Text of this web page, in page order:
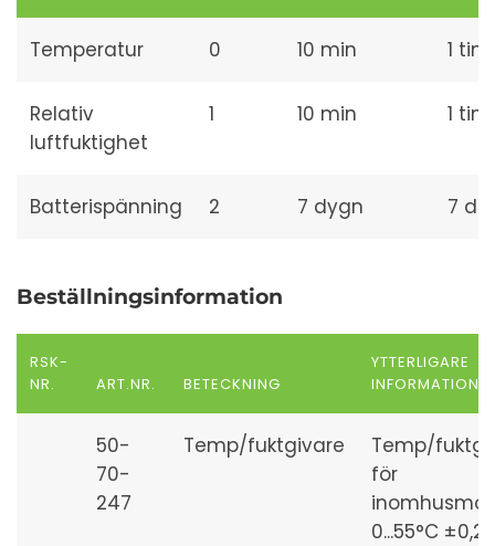
Temperatur 0 10 min 1 tim
Relativ
luftfuktighet
1 10 min 1 tim
Batterispänning 2 7 dygn 7
Beställningsinformation
RSK-
NR.
ART.NR. BETECKNING
YTTERLIGARE
INFORMATION
50-
70-
247
Temp/fuktgivare
Temp/
för
0...55°C